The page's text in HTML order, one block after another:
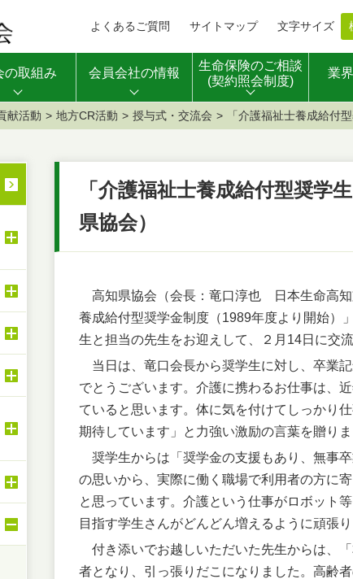
よくあるご質問 サイトマップ 文字サイズ
の取組み 会員会社の情報
生命保険のご相談
(契約照会制度)
業
献活動 地方CR活動 授与式・交流会 「介護福祉士養成給付
「介護福祉士養成給付型奨学
県協会）
高知県協会（会長：竜口淳也 日本生命高
養成給付型奨学金制度（1989年度より開始）
生と担当の先生をお迎えして、２月14日に交
当日は、竜口会長から奨学生に対し、卒業
でとうございます。介護に携わるお仕事は、
ていると思います。体に気を付けてしっかり
期待しています」と力強い激励の言葉を贈りま
奨学生からは「奨学金の支援もあり、無事
の思いから、実際に働く職場で利用者の方に
と思っています。介護という仕事がロボット
目指す学生さんがどんどん増えるように頑張
付き添いでお越しいただいた先生からは、
者となり、引っ張りだこになりました。高齢